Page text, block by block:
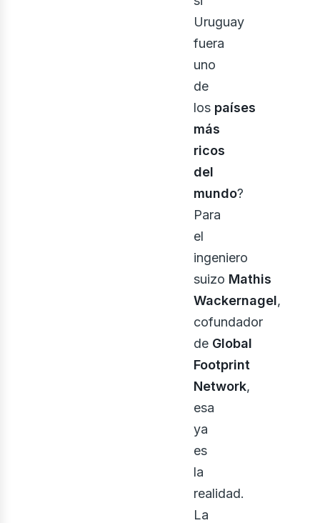
Uruguay
fuera
uno
de
los países
más
ricos
del
mundo?
Para
el
ingeniero
suizo Mathis
Wackernagel,
cofundador
de Global
Footprint
Network,
esa
ya
es
la
realidad.
La